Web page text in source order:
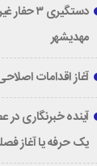
دستگیری
مهدیشهر
آغاز اقدامات
آینده خبرنگاری
یک حرفه یا آغاز